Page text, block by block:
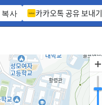
복사 카카오톡 공유 보내기